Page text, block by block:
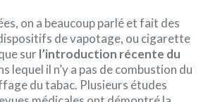
on a beaucoup parlé et fait des
de vapotage, ou cigarette
surl’introduction récente du
lequel il n’y a pas de combustion du
du tabac. Plusieurs études